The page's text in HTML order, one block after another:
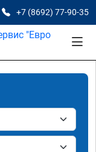
+7 (8692) 77-90-35